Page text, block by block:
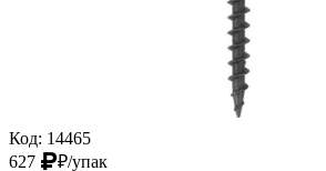
Код: 14465
627
₽/упак